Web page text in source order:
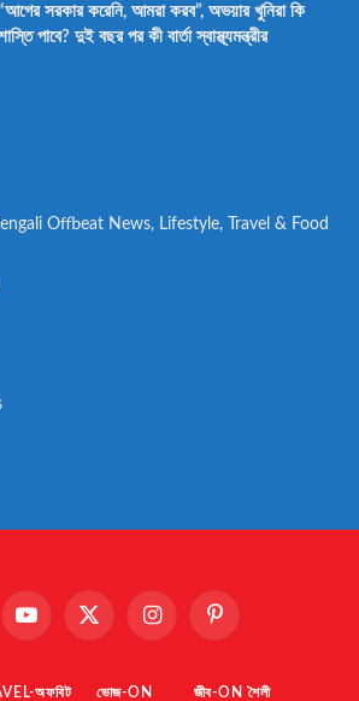
সরকার করেনি, আমরা করব”, অভয়ার খুনিরা কি
পাবে? দুই বছর পর কী বার্তা স্বাস্থ্যমন্ত্রীর
Offbeat News, Lifestyle, Travel & Food
YouTube X
InstagramPinterest
অফবিট
ভোজ-ON
জীব-ON শৈলী